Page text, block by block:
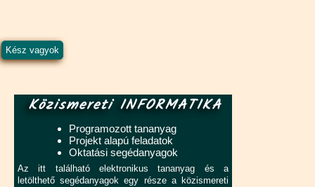
Közismereti INFORMATIKA
Programozott tananyag
Projekt alapú feladatok
Oktatási segédanyagok
Az itt található elektronikus tananyag és a
letölthető segédanyagok egy része a közismereti